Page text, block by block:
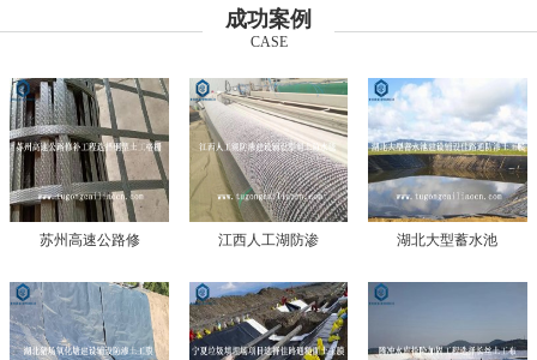
成功案例
CASE
苏州高速公路修 江西人工湖防渗 湖北大型蓄水池